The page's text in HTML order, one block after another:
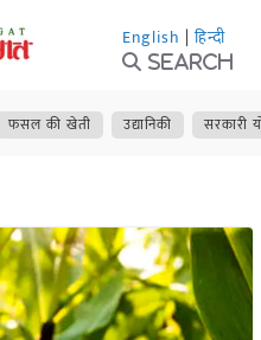
English | हिन्दी
Search
फसल की खेती उद्यानिकी सरकारी